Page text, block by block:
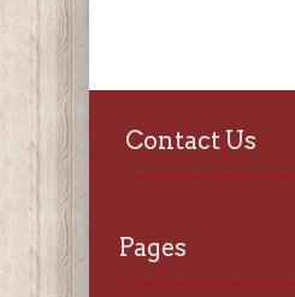
Contact Us
Pages